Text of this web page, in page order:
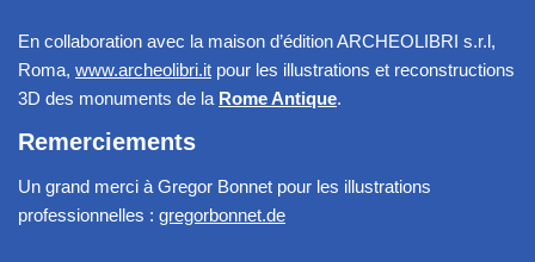
En collaboration avec la maison d’édition ARCHEOLIBRI s.r.l,
Roma, www.archeolibri.it pour les illustrations et reconstructions
3D des monuments de la Rome Antique.
Remerciements
Un grand merci à Gregor Bonnet pour les illustrations
professionnelles : gregorbonnet.de